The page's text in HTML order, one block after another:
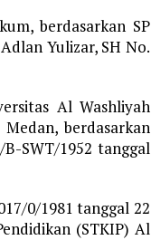
berdasarkan SP
Yulizar, SH No.
Al Washliyah
berdasarkan
SWT/1952 tanggal
0/1981 tanggal 22
(STKIP) Al